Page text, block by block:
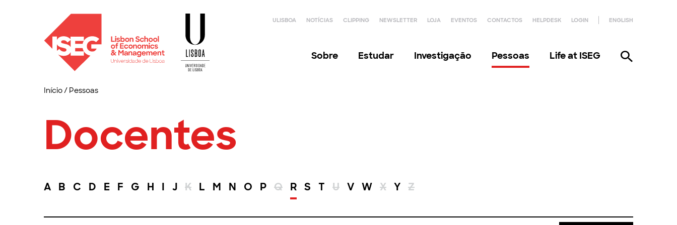
ULISBOA NOTÍCIAS CLIPPING NEWSLETTER LOJA EVENTOS CONTACTOS HELPDESK LOGIN ENGLISH
Sobre Estudar Investigação Pessoas Life at ISEG
Início/ Pessoas
Docentes
A B C D E F G H I J K L M N O P Q R S T U V W X Y Z